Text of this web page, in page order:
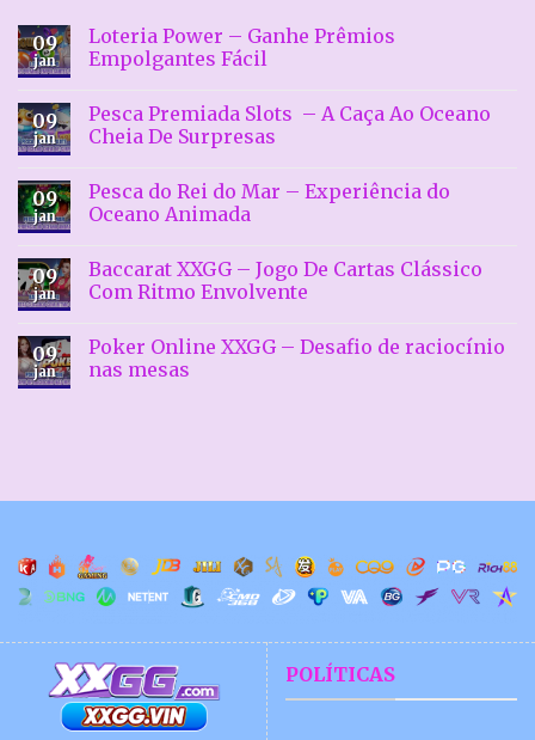
09
jan
Loteria Power – Ganhe Prêmios
Empolgantes Fácil
em
Loteria
Power
Prêmios
Empolgantes
Fácil
09
jan
Pesca Premiada Slots – A Caça Ao Oceano
Cheia De Surpresas
em
Pesca
Premiada
A
Caça
Ao
De
09
jan
Pesca do Rei do Mar – Experiência do
Oceano Animada
em
Pesca
do
Mar
Experiência
09
jan
Baccarat XXGG – Jogo De Cartas Clássico
Com Ritmo Envolvente
em
XXGG
Envolvente
09
jan
Poker Online XXGG – Desafio de raciocínio
nas mesas
Desafio
mesas
POLÍTICAS